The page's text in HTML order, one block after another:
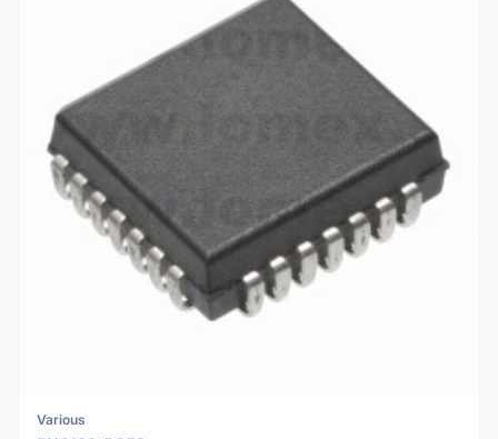
Various